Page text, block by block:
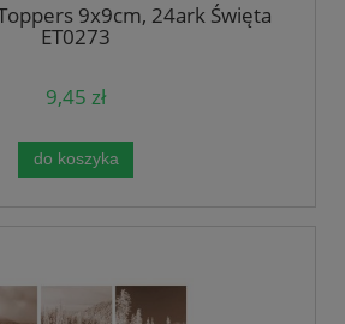
9x9cm, 24ark Święta
ET0273
9,45 zł
do koszyka